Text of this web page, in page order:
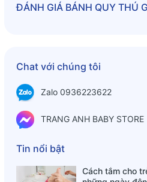
bé ra ngoài chơi hay đi du lịch.
Thành phần sản phẩm:
- Bột mì, đường, dầu thực vật
lợn), bơ thực vật (gồm sữa và
dài, rau bina, cà chua), Ớt
tạo màu (caroten).
Thông tin dinh dưỡng có trong
ĐÁNH GIÁ BÁNH QUY THÚ
Chat với chúng tôi
Zalo 0936223622
TRANG ANH BABY STORE
Tin nổi bật
Cách tắm cho